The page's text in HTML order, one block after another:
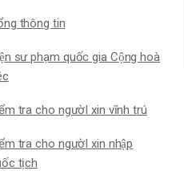
thông tin
sư phạm quốc gia Cộng hoà
tra cho ngườI xin vĩnh trú
tra cho ngườI xin nhập
tịch